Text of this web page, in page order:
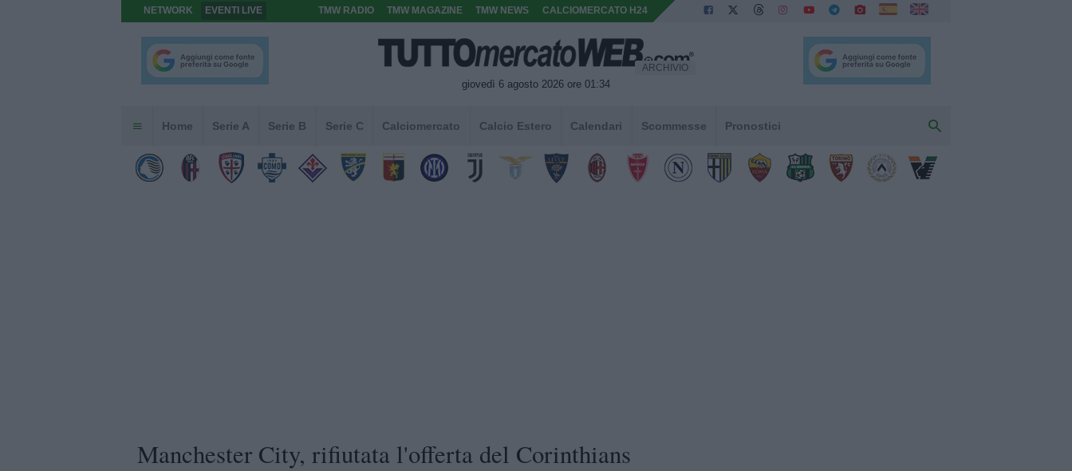
NETWORK EVENTI LIVE TMW RADIO TMW MAGAZINE TMW NEWS CALCIOMERCATO H24
giovedì 6 agosto 2026 ore 01:34
ARCHIVIO
Home Serie A Serie B Serie C Calciomercato Calcio Estero Calendari Scommesse Pronostici
Manchester City, rifiutata l'offerta del Corinthians